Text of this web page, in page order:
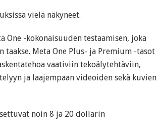
vielä näkyneet.
One -kokonaisuuden testaamisen, joka
Meta One Plus- ja Premium -tasot
vaativiin tekoälytehtäviin,
ja laajempaan videoiden sekä kuvien
noin 8 ja 20 dollarin